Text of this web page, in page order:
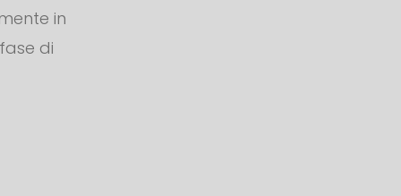
in
di